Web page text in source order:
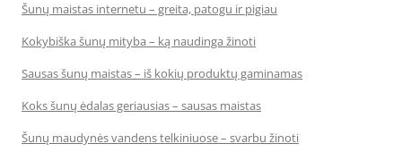
Šunų maistas internetu – greita, patogu ir pigiau
Kokybiška šunų mityba – ką naudinga žinoti
Sausas šunų maistas – iš kokių produktų gaminamas
Koks šunų ėdalas geriausias – sausas maistas
Šunų maudynės vandens telkiniuose – svarbu žinoti